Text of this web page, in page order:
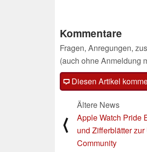
Kommentare
Fragen, Anregungen,
(auch ohne Anmeldung
Diesen Artikel
⟨
Ältere News
Apple Watch Pride
und Zifferblätter
Community